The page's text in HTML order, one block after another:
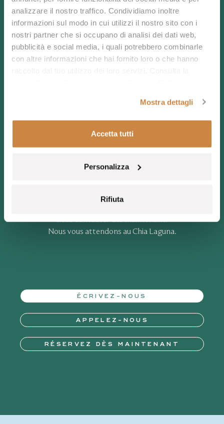
analizzare il nostro traffico. Condividiamo inoltre
informazioni sul modo in cui utilizzi il nostro sito con i
nostri partner che si occupano di analisi dei dati web,
pubblicità e social media, i quali potrebbero combinarle
con altre informazioni che hai fornito loro o che hanno
Mostra dettagli
Accetta tutti
Personalizza
Rifiuta
Vivez la plus belle
des mers : réservez
Les vacances en Sardaigne dont vous avez toujours
rêvé sont imminentes : offrez-vous une pause,
Une minute suffit pour réserver, directement ici.
Si vous préférez vous laisser guider dans le choix de
nous contacter dès maintenant.
Nous vous attendons au Chia Laguna.
ÉCRIVEZ-NOUS
APPELEZ-NOUS
RÉSERVEZ DÈS MAINTENANT